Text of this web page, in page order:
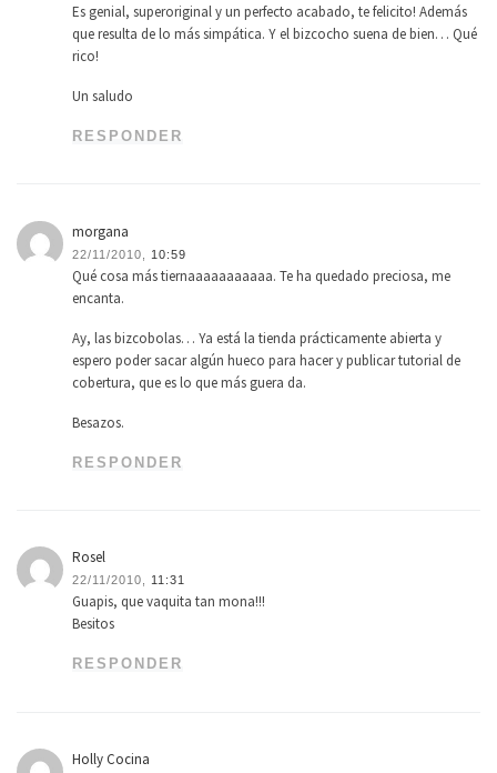
Es genial, superoriginal y un perfecto acabado, te felicito! Además
que resulta de lo más simpática. Y el bizcocho suena de bien… Qué
rico!
Un saludo
RESPONDER
morgana
22/11/2010, 10:59
Qué cosa más tiernaaaaaaaaaaa. Te ha quedado preciosa, me
encanta.
Ay, las bizcobolas… Ya está la tienda prácticamente abierta y
espero poder sacar algún hueco para hacer y publicar tutorial de
cobertura, que es lo que más guera da.
Besazos.
RESPONDER
Rosel
22/11/2010, 11:31
Guapis, que vaquita tan mona!!!
Besitos
RESPONDER
Holly Cocina